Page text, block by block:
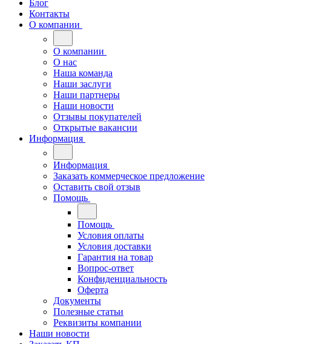
Блог
Контакты
О компании
О компании
О нас
Наша команда
Наши заслуги
Наши партнеры
Наши новости
Отзывы покупателей
Открытые вакансии
Информация
Информация
Заказать коммерческое предложение
Оставить свой отзыв
Помощь
Помощь
Условия оплаты
Условия доставки
Гарантия на товар
Вопрос-ответ
Конфиденциальность
Оферта
Документы
Полезные статьи
Реквизиты компании
Наши новости